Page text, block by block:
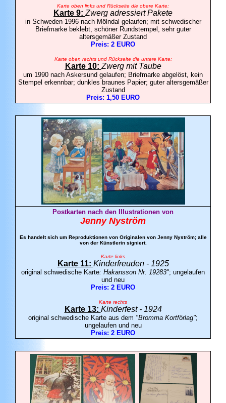
Karte oben links und Rückseite die obere Karte:
Karte 9: Zwerg adressiert Pakete
in Schweden 1996 nach Mölndal gelaufen; mit schwedischer
Briefmarke beklebt, schöner Rundstempel, sehr guter
altersgemäßer Zustand
Preis: 2 EURO
Karte oben rechts und Rückseite die untere Karte:
Karte 10: Zwerg mit Taube
um 1990 nach Askersund gelaufen; Briefmarke abgelöst, kein
Stempel erkennbar; dunkles braunes Papier; guter altersgemäßer
Zustand
Preis: 1,50 EURO
Postkarten nach den Illustrationen von
Jenny Nyström
Es handelt sich um Reproduktionen von Originalen von Jenny Nyström; alle
von der Künstlerin signiert.
Karte links
Karte 11: Kinderfreuden - 1925
original schwedische Karte: Hakansson Nr. 19283"; ungelaufen
und neu
Preis: 2 EURO
Karte rechts
Karte 13: Kinderfest - 1924
original schwedische Karte aus dem "Bromma Kortförlag";
ungelaufen und neu
Preis: 2 EURO